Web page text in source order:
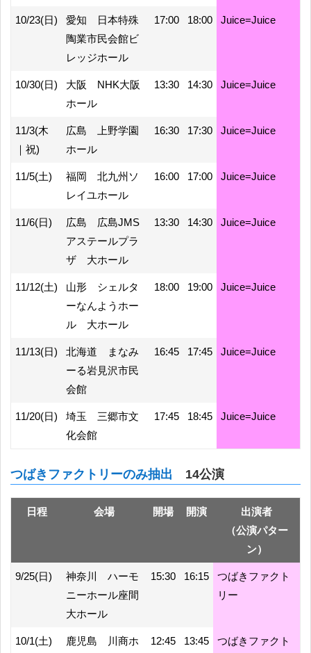
10/23(日)
愛知 日本特殊
陶業市民会館ビ
レッジホール
17:00 18:00 Juice=Juice
10/30(日)
大阪 NHK大阪
ホール
13:30 14:30 Juice=Juice
11/3(木
｜祝)
広島 上野学園
ホール
16:30 17:30 Juice=Juice
11/5(土)
福岡 北九州ソ
レイユホール
16:00 17:00 Juice=Juice
11/6(日)
広島 広島JMS
アステールプラ
ザ 大ホール
13:30 14:30 Juice=Juice
11/12(土)
山形 シェルタ
ーなんようホー
ル 大ホール
18:00 19:00 Juice=Juice
11/13(日)
北海道 まなみ
ーる岩見沢市民
会館
16:45 17:45 Juice=Juice
11/20(日)
埼玉 三郷市文
化会館
17:45 18:45 Juice=Juice
つばきファクトリーのみ抽出 14公演
日程 会場 開場 開演
出演者
（公演パター
ン）
9/25(日)
神奈川 ハーモ
ニーホール座間
大ホール
15:30 16:15
つばきファクト
リー
10/1(土) 鹿児島 川商ホ 12:45 13:45 つばきファクト